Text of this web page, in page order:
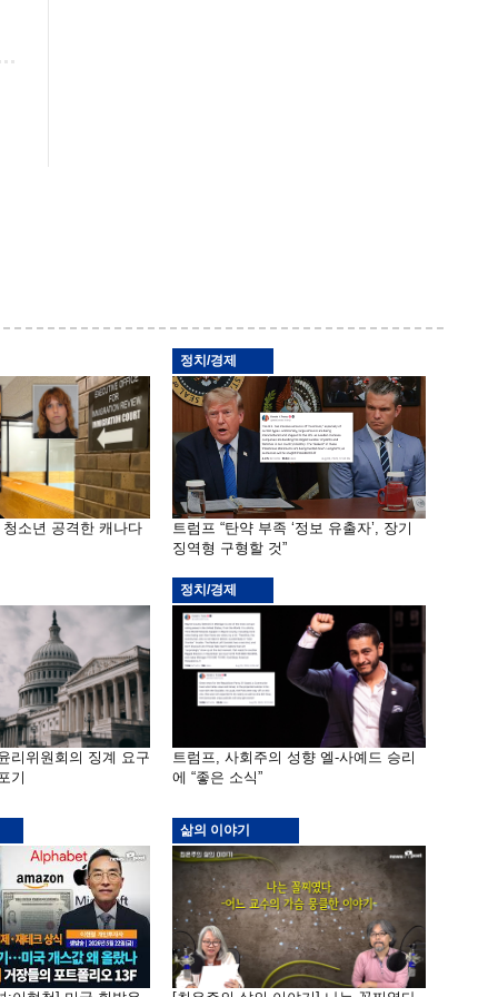
청소년 공격한 캐나다
정치/경제
트럼프 “탄약 부족 ‘정보 유출자’, 장기
징역형 구형할 것”
리위원회의 징계 요구
기
정치/경제
트럼프, 사회주의 성향 엘-사예드 승리
에 “좋은 소식”
삶의 이야기